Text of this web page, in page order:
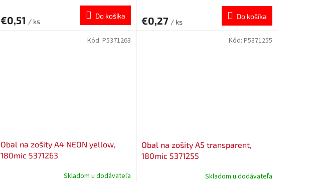
€0,51 / ks
Do košíka €0,27 / ks
Do košíka
Obal na zošity A4 NEON yellow,
180mic 5371263
Skladom u dodávateľa
Kód: P5371263
Obal na zošity A5 transparent,
180mic 5371255
Skladom u dodávateľa
Kód: P5371255